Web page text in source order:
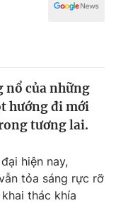
nổ của những
hướng đi mới
tương lai.
hiện nay,
tỏa sáng rực rỡ
thác khía